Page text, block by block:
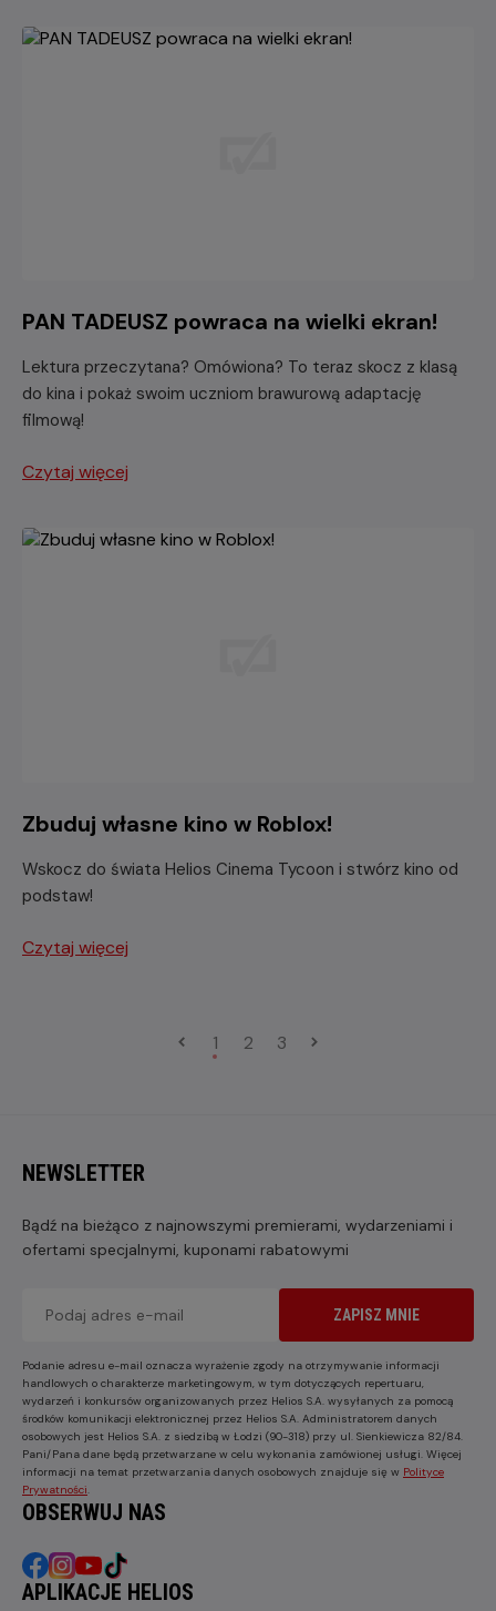
PAN TADEUSZ powraca na wielki ekran!
Lektura przeczytana? Omówiona? To teraz skocz z klasą
do kina i pokaż swoim uczniom brawurową adaptację
filmową!
Czytaj więcej
Zbuduj własne kino w Roblox!
Wskocz do świata Helios Cinema Tycoon i stwórz kino od
podstaw!
Czytaj więcej
1 2 3
NEWSLETTER
Bądź na bieżąco z najnowszymi premierami, wydarzeniami i
ofertami specjalnymi, kuponami rabatowymi
ZAPISZ MNIE
Podanie adresu e-mail oznacza wyrażenie zgody na otrzymywanie informacji
handlowych o charakterze marketingowym, w tym dotyczących repertuaru,
wydarzeń i konkursów organizowanych przez Helios S.A. wysyłanych za pomocą
środków komunikacji elektronicznej przez Helios S.A. Administratorem danych
osobowych jest Helios S.A. z siedzibą w Łodzi (90-318) przy ul. Sienkiewicza 82/84.
Pani/Pana dane będą przetwarzane w celu wykonania zamówionej usługi. Więcej
informacji na temat przetwarzania danych osobowych znajduje się w Polityce
Prywatności.
OBSERWUJ NAS
APLIKACJE HELIOS